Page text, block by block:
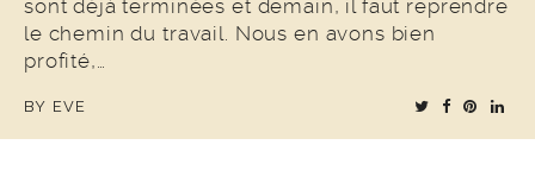
COUP DE COEUR
sont déjà terminées et demain, il faut reprendre
le chemin du travail. Nous en avons bien
profité,…
BY EVE